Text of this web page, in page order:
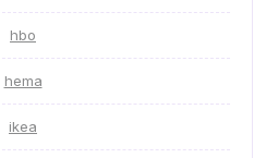
hbo
hema
ikea